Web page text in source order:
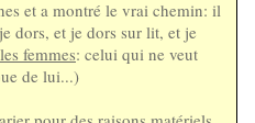
et a montré le vrai chemin: il
dors, et je dors sur lit, et je
femmes: celui qui ne veut
de lui...)